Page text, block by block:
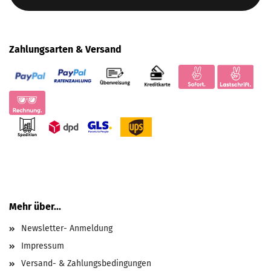
Zahlungsarten & Versand
Mehr über...
Newsletter- Anmeldung
Impressum
Versand- & Zahlungsbedingungen